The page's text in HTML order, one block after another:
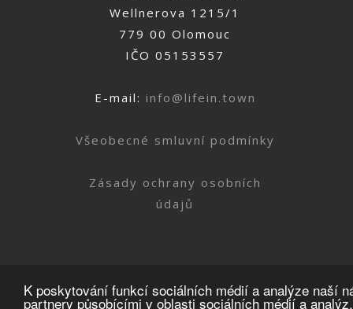
K poskytování funkcí sociálních médií a analýze naší
partnery působícími v oblasti sociálních médií a analýz.
Wellnerova 1215/1
779 00 Olomouc
IČO 05153557
E-mail: info@lifein.town
Všeobecné smluvní podmínky
Zásady ochrany osobních
údajů